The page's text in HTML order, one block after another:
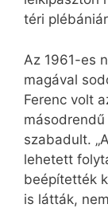
téri
Az 1961-es
magával
Ferenc volt
szabadult.
lehetett
beépítették
is látták,